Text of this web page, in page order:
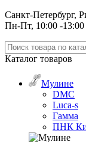
Санкт-Петербург,
Пн-Пт, 10:00 -13:00
Каталог товаров
Мулине
DMC
Luca-s
Гамма
ПНК